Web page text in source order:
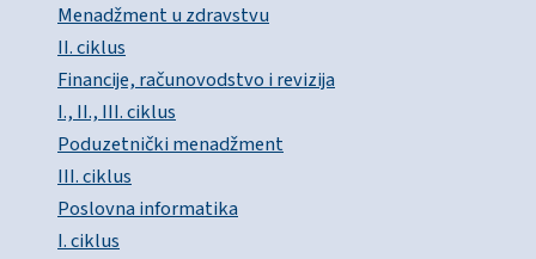
Menadžment u zdravstvu
II. ciklus
Financije, računovodstvo i revizija
I., II., III. ciklus
Poduzetnički menadžment
III. ciklus
Poslovna informatika
I. ciklus